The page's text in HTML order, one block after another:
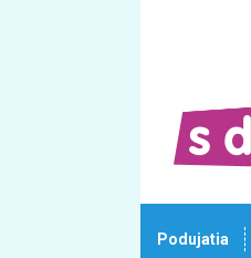
Podujatia